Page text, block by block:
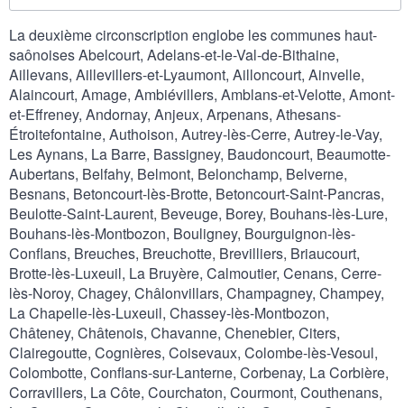
La deuxième circonscription englobe les communes haut-
saônoises Abelcourt, Adelans-et-le-Val-de-Bithaine,
Aillevans, Aillevillers-et-Lyaumont, Ailloncourt, Ainvelle,
Alaincourt, Amage, Ambiévillers, Amblans-et-Velotte, Amont-
et-Effreney, Andornay, Anjeux, Arpenans, Athesans-
Étroitefontaine, Authoison, Autrey-lès-Cerre, Autrey-le-Vay,
Les Aynans, La Barre, Bassigney, Baudoncourt, Beaumotte-
Aubertans, Belfahy, Belmont, Belonchamp, Belverne,
Besnans, Betoncourt-lès-Brotte, Betoncourt-Saint-Pancras,
Beulotte-Saint-Laurent, Beveuge, Borey, Bouhans-lès-Lure,
Bouhans-lès-Montbozon, Bouligney, Bourguignon-lès-
Conflans, Breuches, Breuchotte, Brevilliers, Briaucourt,
Brotte-lès-Luxeuil, La Bruyère, Calmoutier, Cenans, Cerre-
lès-Noroy, Chagey, Châlonvillars, Champagney, Champey,
La Chapelle-lès-Luxeuil, Chassey-lès-Montbozon,
Châteney, Châtenois, Chavanne, Chenebier, Citers,
Clairegoutte, Cognières, Coisevaux, Colombe-lès-Vesoul,
Colombotte, Conflans-sur-Lanterne, Corbenay, La Corbière,
Corravillers, La Côte, Courchaton, Courmont, Couthenans,